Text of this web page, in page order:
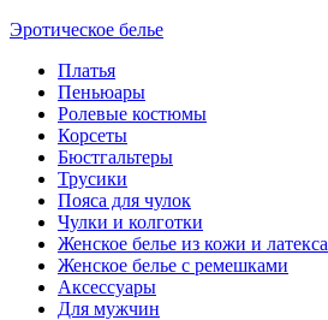
Эротическое белье
Платья
Пеньюары
Ролевые костюмы
Корсеты
Бюстгальтеры
Трусики
Пояса для чулок
Чулки и колготки
Женское белье из кожи и латекса
Женское белье с ремешками
Аксессуары
Для мужчин